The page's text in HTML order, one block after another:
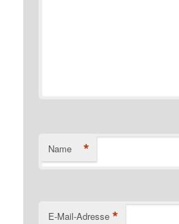
Name *
E-Mail-Adresse *